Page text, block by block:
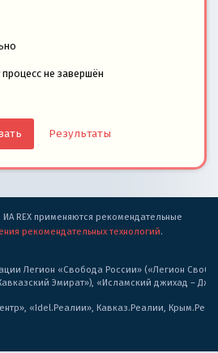
не завершён
Результаты
REX применяются рекомендательные
рекомендательных технологий.
Легион «Свобода России» («Легион
Эмират»), «Исламский джихад –
«Idel.Реалии», Кавказ.Реалии,